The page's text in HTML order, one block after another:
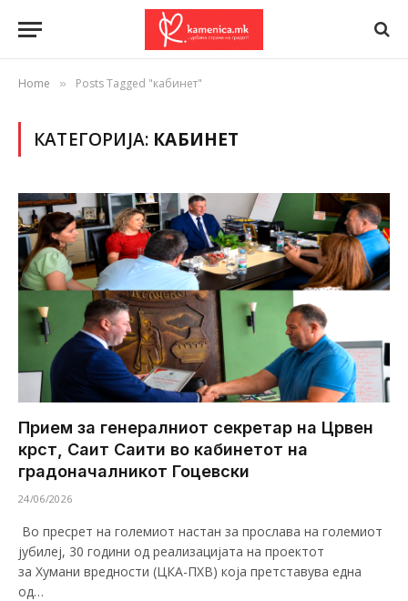
Home » Posts Tagged "кабинет"
КАТЕГОРИЈА: КАБИНЕТ
Прием за генералниот секретар на Црвен
крст, Саит Саити во кабинетот на
градоначалникот Гоцевски
24/06/2026
Во пресрет на големиот настан за прослава на големиот
јубилеј, 30 години од реализацијата на проектот
за Хумани вредности (ЦКА-ПХВ) која претставува една
од…